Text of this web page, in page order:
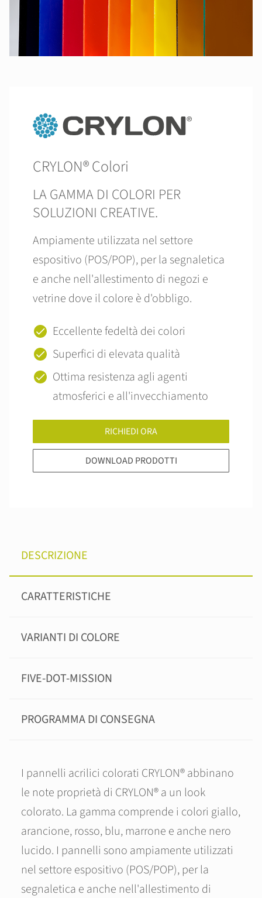
CRYLON® Colori
LA GAMMA DI COLORI PER
SOLUZIONI CREATIVE.
Ampiamente utilizzata nel settore
espositivo (POS/POP), per la segnaletica
e anche nell'allestimento di negozi e
vetrine dove il colore è d'obbligo.
Eccellente fedeltà dei colori
Superfici di elevata qualità
Ottima resistenza agli agenti
atmosferici e all'invecchiamento
RICHIEDI ORA
DOWNLOAD PRODOTTI
DESCRIZIONE
CARATTERISTICHE
VARIANTI DI COLORE
FIVE-DOT-MISSION
PROGRAMMA DI CONSEGNA
I pannelli acrilici colorati CRYLON® abbinano
le note proprietà di CRYLON® a un look
colorato. La gamma comprende i colori giallo,
arancione, rosso, blu, marrone e anche nero
lucido. I pannelli sono ampiamente utilizzati
nel settore espositivo (POS/POP), per la
segnaletica e anche nell'allestimento di